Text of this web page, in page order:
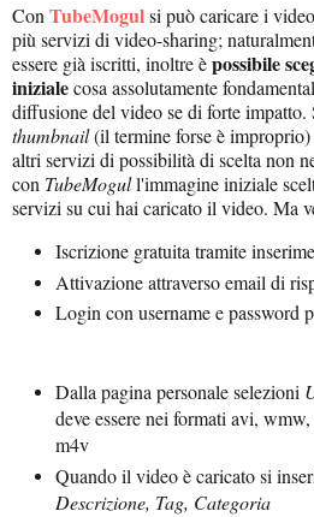
ConTubeMogulsi può caricare i
più servizi di video-sharing;
essere già iscritti, inoltre èpossibile
inizialecosa assolutamente
diffusione del video se di forte impatto.
thumbnail(il termine forse è
altri servizi di possibilità di scelta non
con TubeMogull'immagine iniziale
servizi su cui hai caricato il video. Ma
Iscrizione gratuita tramite
Attivazione attraverso email di
Login con username e password
Dalla pagina personale selezioni
deve essere nei formati avi,
m4v
Quando il video è caricato si
Descrizione, Tag, Categoria